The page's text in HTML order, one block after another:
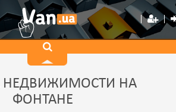
НЕДВИЖИМОСТИ НА
ФОНТАНЕ